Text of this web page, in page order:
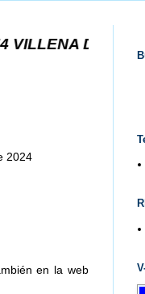
DESDE 1.974 ...
2024
en la web